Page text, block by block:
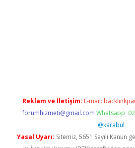
Reklam ve İletişim: E-mail:
forumhizmeti@gmail.com Whatsapp:
@karabul
Yasal Uyarı: Sitemiz, 5651 Sayılı Kanun